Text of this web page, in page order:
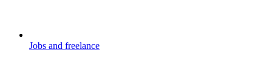
Jobs and freelance